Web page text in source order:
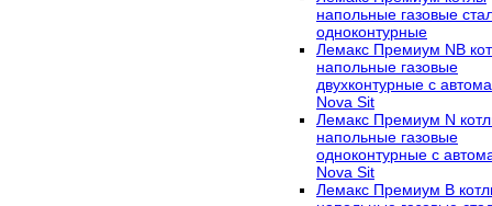
напольные газовые
одноконтурные
Лемакс Премиум NB
напольные газовые
двухконтурные c
Nova Sit
Лемакс Премиум N
напольные газовые
одноконтурные c
Nova Sit
Лемакс Премиум B